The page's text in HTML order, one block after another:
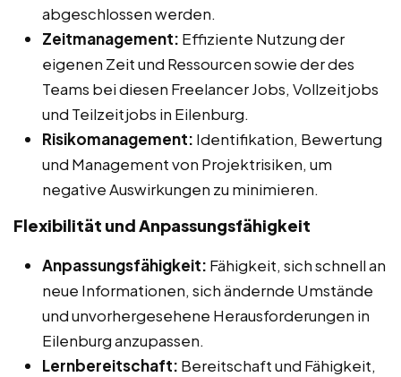
abgeschlossen werden.
Zeitmanagement: Effiziente Nutzung der
eigenen Zeit und Ressourcen sowie der des
Teams bei diesen Freelancer Jobs, Vollzeitjobs
und Teilzeitjobs in Eilenburg.
Risikomanagement: Identifikation, Bewertung
und Management von Projektrisiken, um
negative Auswirkungen zu minimieren.
Flexibilität und Anpassungsfähigkeit
Anpassungsfähigkeit: Fähigkeit, sich schnell an
neue Informationen, sich ändernde Umstände
und unvorhergesehene Herausforderungen in
Eilenburg anzupassen.
Lernbereitschaft: Bereitschaft und Fähigkeit,